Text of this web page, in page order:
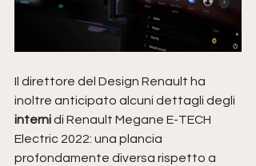
Il direttore del Design Renault ha
inoltre anticipato alcuni dettagli degli
interni di Renault Megane E-TECH
Electric 2022: una plancia
profondamente diversa rispetto a